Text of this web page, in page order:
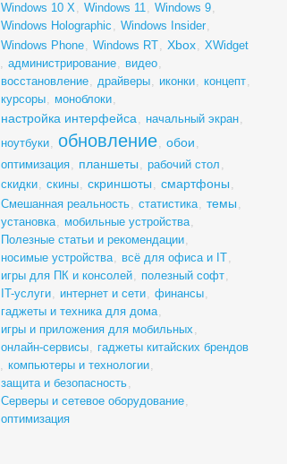
Windows 10 X, Windows 11, Windows 9,
Windows Holographic , Windows Insider,
Windows Phone, Windows RT, Xbox, XWidget
, администрирование, видео,
восстановление, драйверы, иконки, концепт,
курсоры, моноблоки,
настройка интерфейса, начальный экран,
ноутбуки, обновление, обои ,
оптимизация, планшеты , рабочий стол ,
скидки, скины, скриншоты , смартфоны ,
Смешанная реальность, статистика, темы ,
установка, мобильные устройства,
Полезные статьи и рекомендации,
носимые устройства, всё для офиса и IT,
игры для ПК и консолей, полезный софт,
IT-услуги, интернет и сети, финансы,
гаджеты и техника для дома,
игры и приложения для мобильных ,
онлайн-сервисы, гаджеты китайских брендов
, компьютеры и технологии,
защита и безопасность,
Серверы и сетевое оборудование,
оптимизация